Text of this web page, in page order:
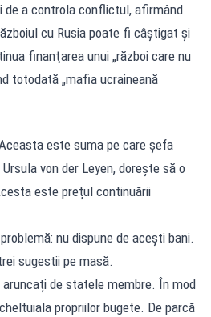
de a controla conflictul, afirmând
cu Rusia poate fi câştigat şi
finanţarea unui „război care nu
totodată „mafia ucraineană
este suma pe care șefa
von der Leyen, dorește să o
este prețul continuării
nu dispune de acești bani.
sugestii pe masă.
de statele membre. În mod
propriilor bugete. De parcă